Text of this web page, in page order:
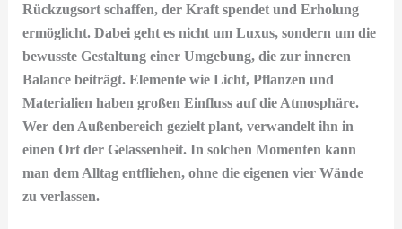
Rückzugsort schaffen, der Kraft spendet und Erholung
ermöglicht. Dabei geht es nicht um Luxus, sondern um die
bewusste Gestaltung einer Umgebung, die zur inneren
Balance beiträgt. Elemente wie Licht, Pflanzen und
Materialien haben großen Einfluss auf die Atmosphäre.
Wer den Außenbereich gezielt plant, verwandelt ihn in
einen Ort der Gelassenheit. In solchen Momenten kann
man dem Alltag entfliehen, ohne die eigenen vier Wände
zu verlassen.